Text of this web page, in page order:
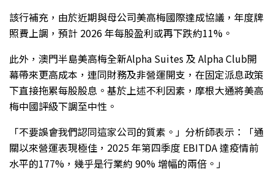
該行補充，由於近期與母公司美高梅國際達成協議，年度牌
照費上調，預計 2026 年每股盈利或再下跌約11%。
此外，澳門半島美高梅全新Alpha Suites 及 Alpha Club開
幕帶來更高成本，連同財務及非營運開支，在固定派息政策
下直接拖累每股股息。基於上述不利因素，摩根大通將美高
梅中國評級下調至中性。
「不要誤會我們認同這家公司的質素。」分析師表示：「通
關以來營運表現極佳，2025 年第四季度 EBITDA 達疫情前
水平的177%，幾乎是行業約 90% 增幅的兩倍。」